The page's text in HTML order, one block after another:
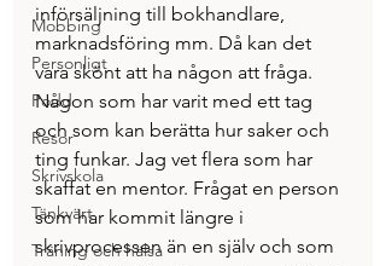
Mobbing
Personligt
Podd
Resor
Skrivskola
Tänkvärt
Träning och hälsa
införsäljning till bokhandlare,
marknadsföring mm. Då kan det
vara skönt att ha någon att fråga.
Någon som har varit med ett tag
och som kan berätta hur saker och
ting funkar. Jag vet flera som har
skaffat en mentor. Frågat en person
som har kommit längre i
skrivprocessen än en själv och som